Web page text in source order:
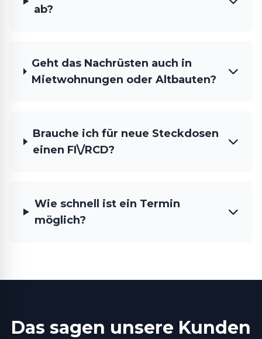
ab?
Geht das Nachrüsten auch in
Mietwohnungen oder Altbauten?
Brauche ich für neue Steckdosen
einen FI\/RCD?
Wie schnell ist ein Termin
möglich?
Das sagen unsere Kunden